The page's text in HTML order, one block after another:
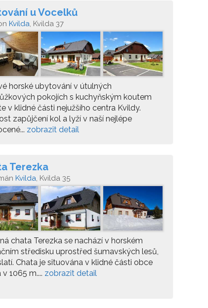
u Vocelků
Kvilda, Kvilda 37
horské ubytování v útulných
pokojích s kuchyňským koutem
v klidné části nejužšího centra Kvildy.
zapůjčení kol a lyží v naší nejlépe
zobrazit detail
Terezka
Kvilda, Kvilda 35
chata Terezka se nachází v horském
středisku uprostřed šumavských lesů,
Chata je situována v klidné části obce
v 1065 m.... zobrazit detail